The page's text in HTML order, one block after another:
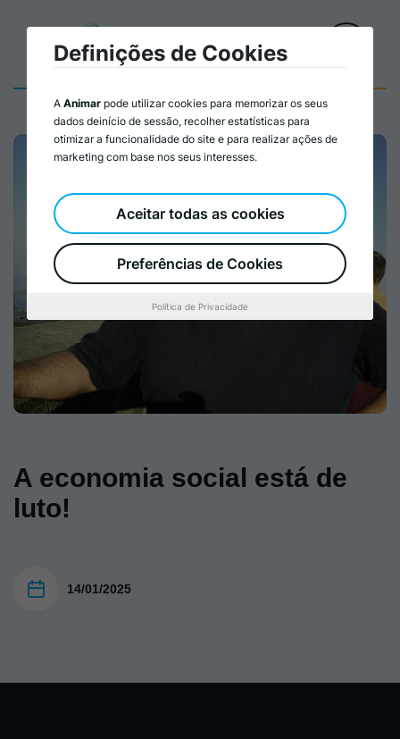
A economia social está de
luto!
14/01/2025
Definições de Cookies
A Animar pode utilizar cookies para memorizar os seus
dados deinício de sessão, recolher estatísticas para
otimizar a funcionalidade do site e para realizar ações de
marketing com base nos seus interesses.
Preferências de Cookies
Aceitar todas as cookies
Política de Privacidade